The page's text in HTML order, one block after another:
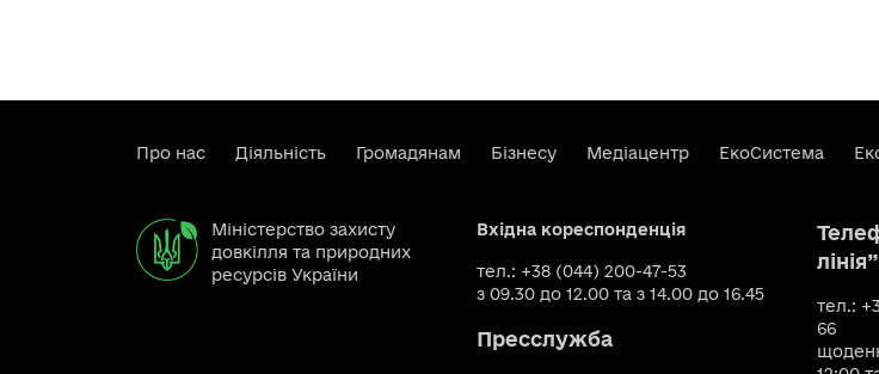
Про нас Діяльність Громадянам Бізнесу Медіацентр ЕкоСистема
Міністерство захисту
довкілля та природних
ресурсів України
Вхідна кореспонденція
тел.: +38 (044) 200-47-53
з 09.30 до 12.00 та з 14.00 до 16.45
Пресслужба
лінія”
тел.:
66